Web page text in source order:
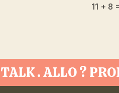
11 + 8 =
. ALLO ?